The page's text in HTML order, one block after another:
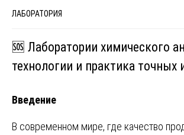
ЛАБОРАТОРИЯ
🆘 Лаборатории химического
технологии и практика точных
Введение
В современном мире, где качество